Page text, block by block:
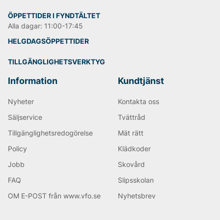
Avslutande Tankar
2go fortsätter att leverera innovativa och praktiska
skotillbehör som gör skovård enklare och mer effektiv.
varumärket skapat en lojal kundbas som värdesätter
upptäcka deras senaste sortiment av skotillbehör och
Andra populära varumärken:
LEE
NN07
Tiger of Sweden
Replay
Björn Borg
ÖPPETTIDER I FYNDTÄLTET
Alla dagar: 11:00-17:45
HELGDAGSÖPPETTIDER
TILLGÄNGLIGHETSVERKTYG
Information
Nyheter
Säljservice
Tillgänglighetsredogörelse
Policy
Jobb
FAQ
OM E-POST från www.vfo.se
Kundtjänst
Kontakta oss
Tvättråd
Mät rätt
Klädkoder
Skovård
Slipsskolan
Nyhetsbrev